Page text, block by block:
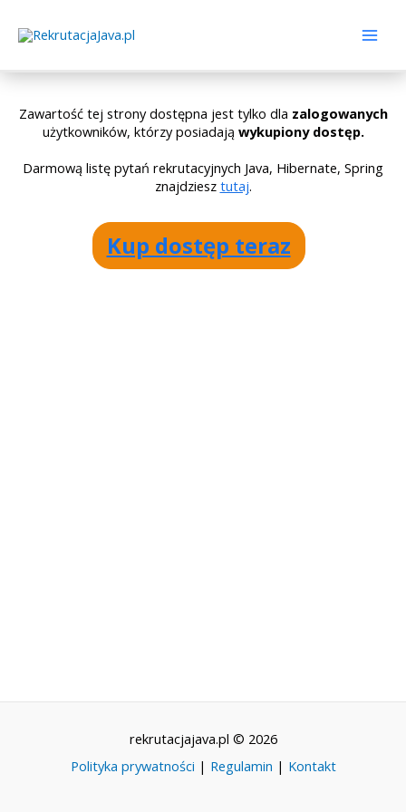
Zawartość tej strony dostępna jest tylko dla zalogowanych
użytkowników, którzy posiadają wykupiony dostęp.
Darmową listę pytań rekrutacyjnych Java, Hibernate, Spring
znajdziesz tutaj.
Kup dostęp teraz
rekrutacjajava.pl © 2026
Polityka prywatności | Regulamin | Kontakt